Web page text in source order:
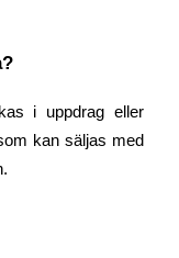
i uppdrag eller
kan säljas med